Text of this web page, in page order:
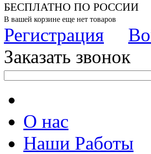
БЕСПЛАТНО ПО РОССИИ
В вашей корзине еще нет товаров
Регистрация
Заказать звонок
О нас
Наши Работы